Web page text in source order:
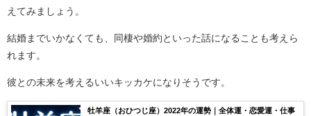
えてみましょう。
結婚までいかなくても、同棲や婚約といった話になることも考えら
れます。
彼との未来を考えるいいキッカケになりそうです。
牡羊座（おひつじ座）2022年の運勢｜全体運・恋愛運・仕事